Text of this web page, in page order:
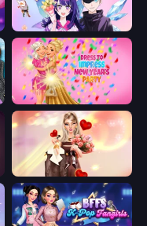
Anime Couple: Avatar Maker
Dress To Impress: New Year's Party
GRWM Date Night